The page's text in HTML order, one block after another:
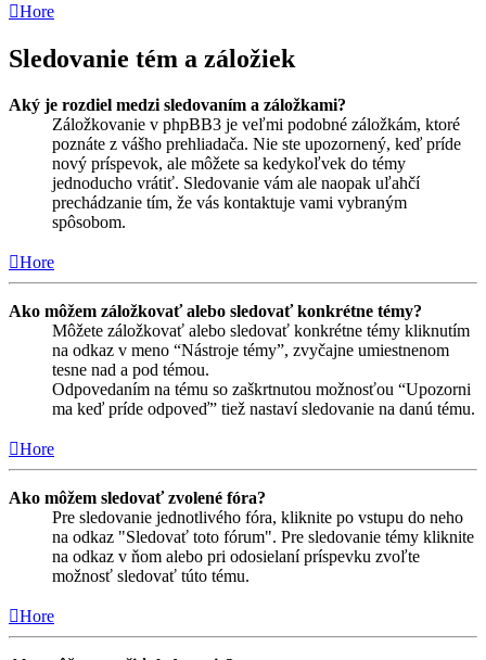
Hore
Sledovanie tém a záložiek
Aký je rozdiel medzi sledovaním a záložkami?
Záložkovanie v phpBB3 je veľmi podobné záložkám, ktoré
poznáte z vášho prehliadača. Nie ste upozornený, keď príde
nový príspevok, ale môžete sa kedykoľvek do témy
jednoducho vrátiť. Sledovanie vám ale naopak uľahčí
prechádzanie tím, že vás kontaktuje vami vybraným
spôsobom.
Hore
Ako môžem záložkovať alebo sledovať konkrétne témy?
Môžete záložkovať alebo sledovať konkrétne témy kliknutím
na odkaz v meno “Nástroje témy”, zvyčajne umiestnenom
tesne nad a pod témou.
Odpovedaním na tému so zaškrtnutou možnosťou “Upozorni
ma keď príde odpoveď” tiež nastaví sledovanie na danú tému.
Hore
Ako môžem sledovať zvolené fóra?
Pre sledovanie jednotlivého fóra, kliknite po vstupu do neho
na odkaz "Sledovať toto fórum". Pre sledovanie témy kliknite
na odkaz v ňom alebo pri odosielaní príspevku zvoľte
možnosť sledovať túto tému.
Hore